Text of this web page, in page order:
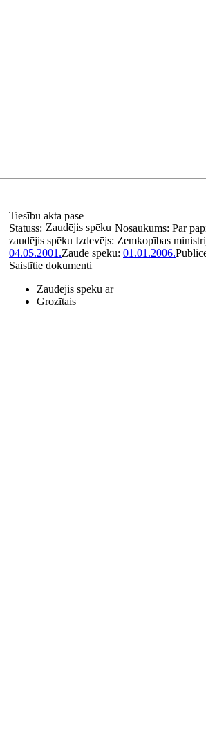
Tiesību akta pase
Nosaukums: Par
Statuss: Zaudējis spēku
zaudējis spēku Izdevējs: Zemkopības
04.05.2001.Zaudē spēku: 01.01.2006.
Saistītie dokumenti
Zaudējis spēku ar
Grozītais